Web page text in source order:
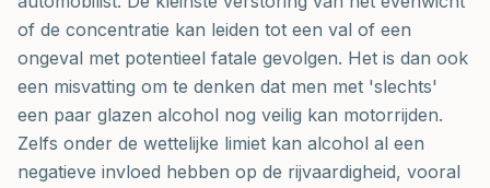
of de concentratie kan leiden tot een val of een
ongeval met potentieel fatale gevolgen. Het is dan ook
een misvatting om te denken dat men met 'slechts'
een paar glazen alcohol nog veilig kan motorrijden.
Zelfs onder de wettelijke limiet kan alcohol al een
negatieve invloed hebben op de rijvaardigheid, vooral